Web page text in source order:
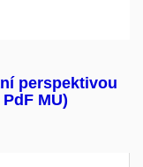
perspektivou
MU)